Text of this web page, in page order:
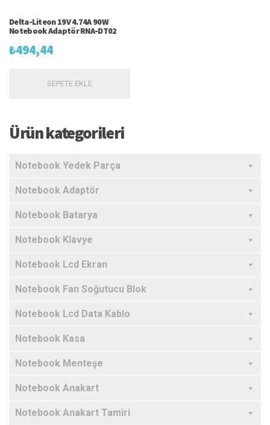
Delta-Liteon 19V 4.74A 90W
Notebook Adaptör RNA-DT02
₺494,44
SEPETE EKLE
Ürün kategorileri
Notebook Yedek Parça
Notebook Adaptör
Notebook Batarya
Notebook Klavye
Notebook Lcd Ekran
Notebook Fan Soğutucu Blok
Notebook Lcd Data Kablo
Notebook Kasa
Notebook Menteşe
Notebook Anakart
Notebook Anakart Tamiri